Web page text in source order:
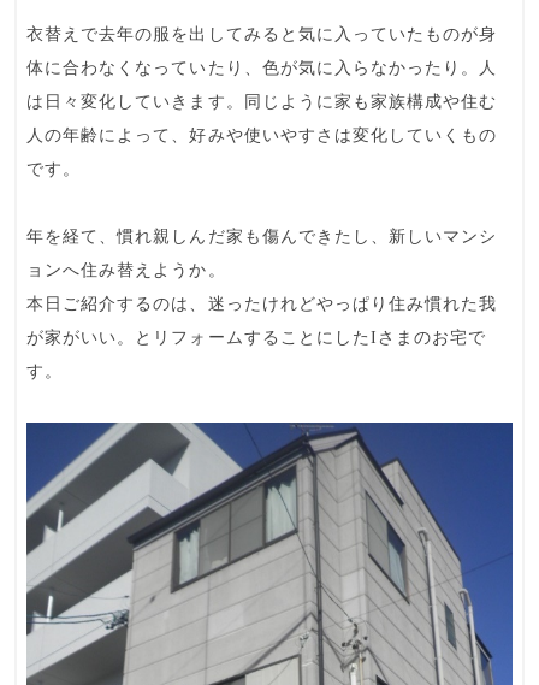
衣替えで去年の服を出してみると気に入っていたものが身
体に合わなくなっていたり、色が気に入らなかったり。人
は日々変化していきます。同じように家も家族構成や住む
人の年齢によって、好みや使いやすさは変化していくもの
です。
年を経て、慣れ親しんだ家も傷んできたし、新しいマンシ
ョンへ住み替えようか。
本日ご紹介するのは、迷ったけれどやっぱり住み慣れた我
が家がいい。とリフォームすることにしたIさまのお宅で
す。